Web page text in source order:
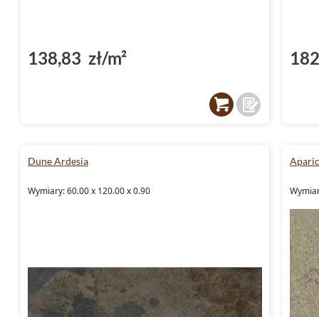
138,83 zł/m²
Dune Ardesia
Wymiary: 60.00 x 120.00 x 0.90